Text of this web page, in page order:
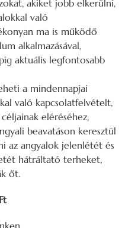
akiket jobb elkerülni,
való
ma is működő
alkalmazásával,
aktuális legfontosabb
a mindennapjai
való kapcsolatfelvételt,
eléréséhez,
beavatáson keresztül
az angyalok jelenlétét és
hátráltató terheket,
őt.